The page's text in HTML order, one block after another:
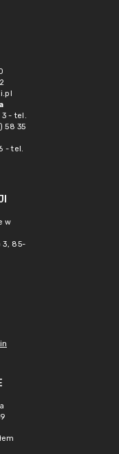
3 - tel.
58 35
- tel.
w
3, 85-